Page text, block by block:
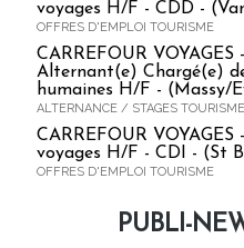
voyages H/F - CDD -
OFFRES D'EMPLOI TOURISME
CARREFOUR VOYAGES -
Alternant(e) Chargé(e)
humaines H/F - (Massy/
ALTERNANCE / STAGES TOURISME
CARREFOUR VOYAGES
voyages H/F - CDI - (St
OFFRES D'EMPLOI TOURISME
PUBLI-